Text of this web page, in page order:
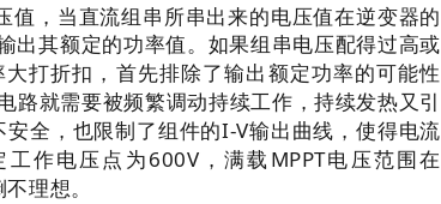
值， 当直流组串所串出来的电压值在逆变器的
出其额定的功率值。如果组串电压配得过高或
打折扣，首先排除了输出额定功率的可能性
就需要被频繁调动持续工作，持续发热又引
全，也限制了组件的I-V输出曲线，使得电流
作电压点为600V，满载MPPT电压范围在
不理想。